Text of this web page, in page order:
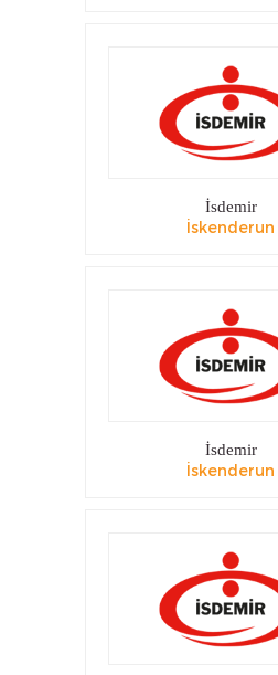
İsdemir
İskenderun
İsdemir
İskenderun